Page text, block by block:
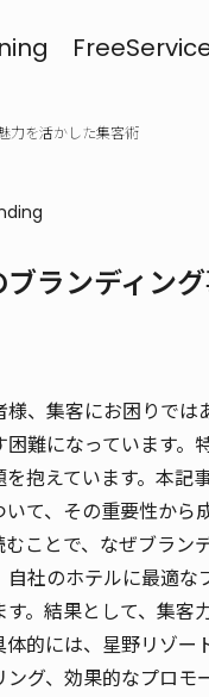
力を活かした集客術
ランディン
、集客にお困りでは
難になっています
を抱えています。本
いて、その重要性か
むことで、なぜブラ
社のホテルに最適
。結果として、集
体的には、星野リゾ
グ、効果的なプロ